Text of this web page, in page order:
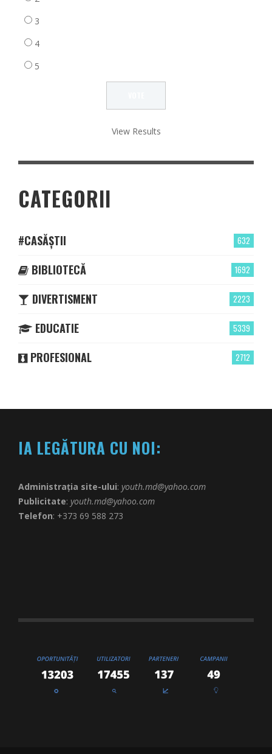
3
4
5
View Results
CATEGORII
632
#CASĂȘTII
1692
BIBLIOTECĂ
2223
DIVERTISMENT
5339
EDUCATIE
2712
PROFESIONAL
IA LEGĂTURA CU NOI:
Administrația site-ului: youth.md@yahoo.com
Publicitate: youth.md@yahoo.com
Telefon: +373 69 588 273